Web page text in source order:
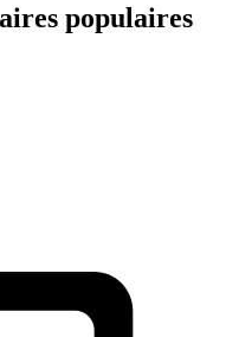
populaires